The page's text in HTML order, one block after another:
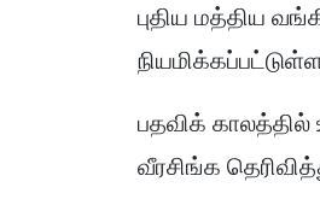
புதிய மத்திய
பதவிக்
வீரசிங்க